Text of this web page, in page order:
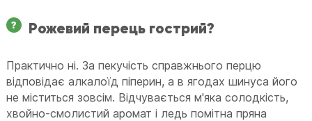
Рожевий перець гострий?
Практично ні. За пекучість справжнього перцю
відповідає алкалоїд піперин, а в ягодах шинуса його
не міститься зовсім. Відчувається м'яка солодкість,
хвойно-смолистий аромат і ледь помітна пряна